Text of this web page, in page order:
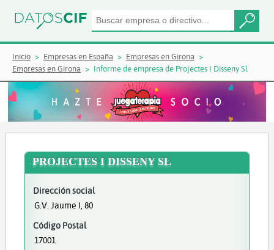
Inicio Empresas en España
Empresas en Girona
Empresas en Girona
Informe de empresa de Projectes I Disseny Sl
PROJECTES I DISSENY SL
Dirección social
G.V. Jaume I, 80
Código Postal
17001